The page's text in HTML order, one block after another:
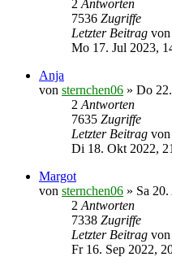
2 Antworten
7536 Zugriffe
Letzter Beitrag von
Mo 17. Jul 2023,
Anja
von sternchen06 » Do
2 Antworten
7635 Zugriffe
Letzter Beitrag von
Di 18. Okt 2022,
Margot
von sternchen06 » Sa
2 Antworten
7338 Zugriffe
Letzter Beitrag von
Fr 16. Sep 2022,